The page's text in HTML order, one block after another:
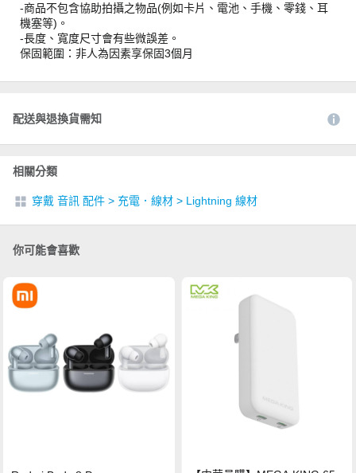
-商品不包含協助拍攝之物品(例如卡片、電池、手機、零錢、耳
機塞等)。
-長度、寬度尺寸會有些微誤差。
保固範圍：非人為因素享保固3個月
配送與退換貨需知
相關分類
穿戴 音訊 配件 > 充電．線材 > Lightning 線材
你可能會喜歡